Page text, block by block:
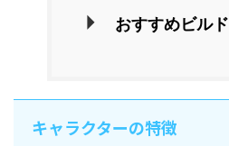
おすすめビルド
キャラクターの特徴